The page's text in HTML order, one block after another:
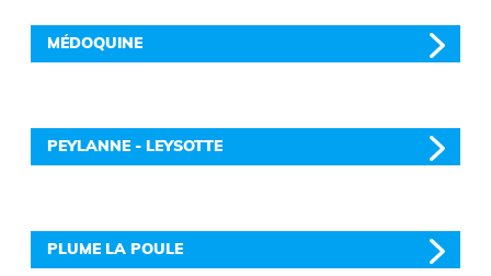
MÉDOQUINE
PEYLANNE - LEYSOTTE
PLUME LA POULE